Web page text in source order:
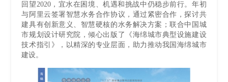
回望2020，宜水在困境、机遇和挑战中仍稳步前行。年初
与阿里云签署智慧水务合作协议，通过紧密合作，探讨共
建具有创新意义、智慧硬核的水务解决方案；联合中国城
市规划设计研究院，倾心出版了《海绵城市典型设施建设
技术指引》，以精深的专业层面，助力推动我国海绵城市
建设。